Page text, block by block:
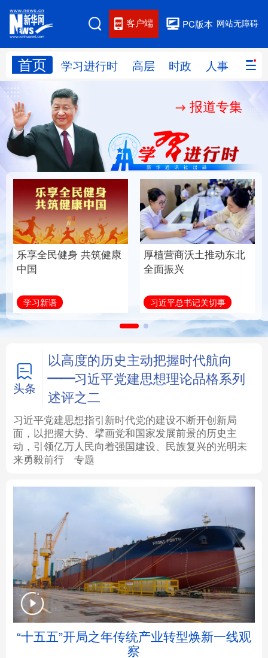
网站无障碍
PC版本
客户端
首页 学习进行时 高层 时政 人事 国际
网站地图
学习进行时 人事
国际 财经 网评
思客智库 全球连线 教育
科技 科创 量子 体育
文化 书画 健康 军事
访谈 视频 图片 政务
信息化 数字经济
学术中国 乡村振兴 银龄 溯源中国
城市 旅游 能源 会展
彩票 娱乐 时尚 悦读
公益 一带一路 亚太网 上市公司
地方频道
北京 天津 河北 山西
辽宁 吉林 上海 江苏
浙江 安徽 福建 江西
报道专集
乐享全民健身 共筑健康
中国
学习新语
厚植营商沃土推动东北
全面振兴
习近平总书记关切事
头条
以高度的历史主动把握时代航向
——习近平党建思想理论品格系列
述评之二
习近平党建思想指引新时代党的建设不断开创新局
面，以把握大势、擘画党和国家发展前景的历史主
动，引领亿万人民向着强国建设、民族复兴的光明未
来勇毅前行
专题
“十五五”开局之年传统产业转型焕新一线观
察